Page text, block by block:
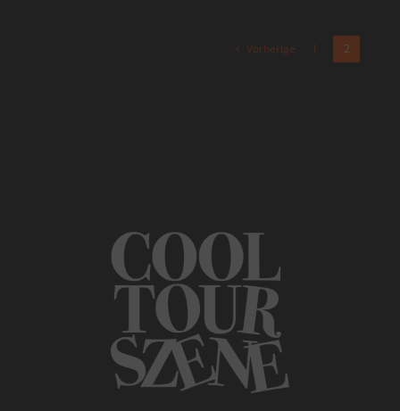
Vorherige 1 2